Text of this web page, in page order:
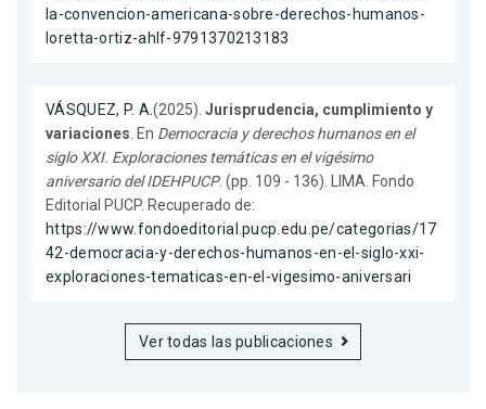
la-convencion-americana-sobre-derechos-humanos-
loretta-ortiz-ahlf-9791370213183
VÁSQUEZ, P. A.(2025).Jurisprudencia, cumplimiento y
variaciones . En Democracia y derechos humanos en el
siglo XXI. Exploraciones temáticas en el vigésimo
aniversario del IDEHPUCP. (pp. 109 - 136). LIMA. Fondo
Editorial PUCP. Recuperado de:
https://www.fondoeditorial.pucp.edu.pe/categorias/17
42-democracia-y-derechos-humanos-en-el-siglo-xxi-
exploraciones-tematicas-en-el-vigesimo-aniversari
Ver todas las publicaciones